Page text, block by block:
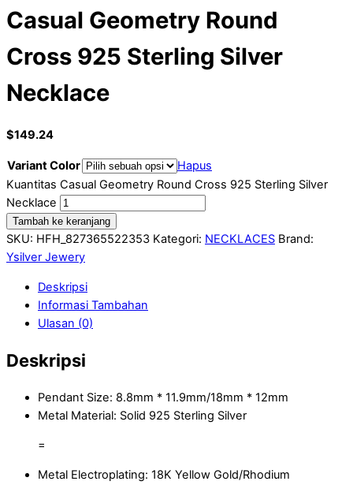
Casual Geometry Round
Cross 925 Sterling Silver
Necklace
$149.24
Variant Color
Hapus
Kuantitas Casual Geometry Round Cross 925 Sterling Silver
Necklace
Tambah ke keranjang
SKU: HFH_827365522353 Kategori: NECKLACES Brand:
Ysilver Jewery
Deskripsi
Informasi Tambahan
Ulasan (0)
Deskripsi
Pendant Size: 8.8mm * 11.9mm/18mm * 12mm
Metal Material: Solid 925 Sterling Silver
=
Metal Electroplating: 18K Yellow Gold/Rhodium